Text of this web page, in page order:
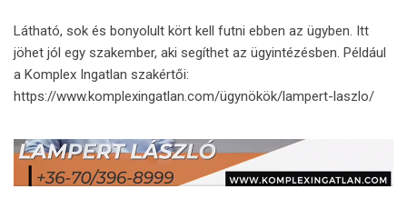
Látható, sok és bonyolult kört kell futni ebben az ügyben. Itt
jöhet jól egy szakember, aki segíthet az ügyintézésben. Például
a Komplex Ingatlan szakértői:
https://www.komplexingatlan.com/ügynökök/lampert-laszlo/